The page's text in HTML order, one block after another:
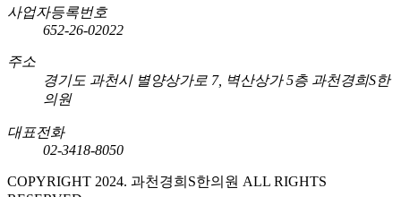
사업자등록번호
652-26-02022
주소
경기도 과천시 별양상가로 7, 벽산상가 5층 과천경희S한
의원
대표전화
02-3418-8050
COPYRIGHT 2024. 과천경희S한의원 ALL RIGHTS